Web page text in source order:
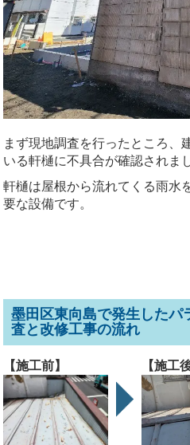
まず現地調査を行った ところ、
いる軒樋に不具合が確認さ れま
軒樋は屋根から流れて くる雨水
要な設備です。
墨田区東向島で発生したパ
査と改修工事の流れ
【施工前】 【施工